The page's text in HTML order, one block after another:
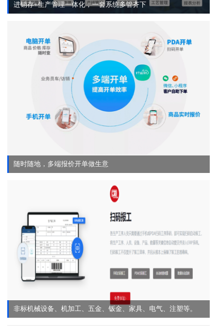
进销存+生产管理一体化，一套系统多管齐下
随时随地，多端报价开单做生意
非标机械设备、机加工、五金、钣金、家具、电气、注塑等。